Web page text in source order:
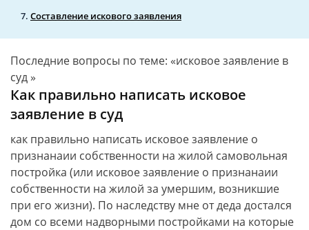
Составление искового заявления
Последние вопросы по теме: «исковое заявление в
суд »
Как правильно написать исковое
заявление в суд
как правильно написать исковое заявление о
признанаии собственности на жилой самовольная
постройка (или исковое заявление о признанаии
собственности на жилой за умершим, возникшие
при его жизни). По наследству мне от деда достался
дом со всеми надворными постройками на которые